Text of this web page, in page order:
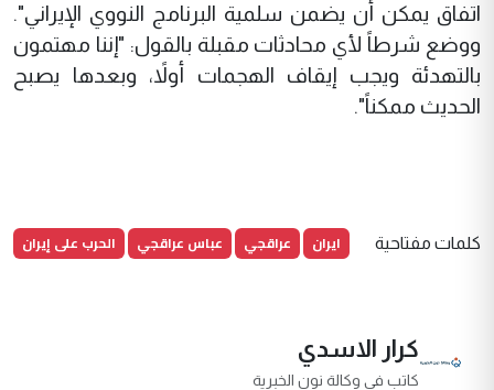
اتفاق يمكن أن يضمن سلمية البرنامج النووي الإيراني".
ووضع شرطاً لأي محادثات مقبلة بالقول: "إننا مهتمون
بالتهدئة ويجب إيقاف الهجمات أولاً، وبعدها يصبح
الحديث ممكناً".
كلمات مفتاحية ايران عراقجي عباس عراقجي الحرب على إيران
كرار الاسدي
كاتب في وكالة نون الخبرية